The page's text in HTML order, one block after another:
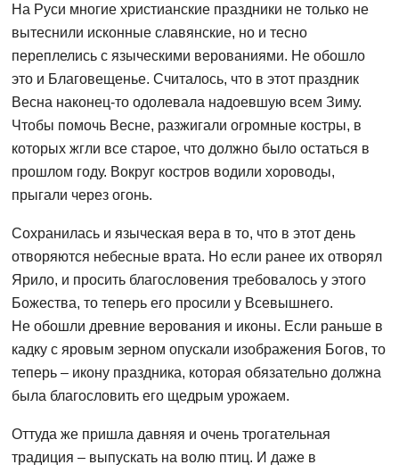
На Руси многие христианские праздники не только не
вытеснили исконные славянские, но и тесно
переплелись с языческими верованиями. Не обошло
это и Благовещенье. Считалось, что в этот праздник
Весна наконец-то одолевала надоевшую всем Зиму.
Чтобы помочь Весне, разжигали огромные костры, в
которых жгли все старое, что должно было остаться в
прошлом году. Вокруг костров водили хороводы,
прыгали через огонь.
Сохранилась и языческая вера в то, что в этот день
отворяются небесные врата. Но если ранее их отворял
Ярило, и просить благословения требовалось у этого
Божества, то теперь его просили у Всевышнего.
Не обошли древние верования и иконы. Если раньше в
кадку с яровым зерном опускали изображения Богов, то
теперь – икону праздника, которая обязательно должна
была благословить его щедрым урожаем.
Оттуда же пришла давняя и очень трогательная
традиция – выпускать на волю птиц. И даже в